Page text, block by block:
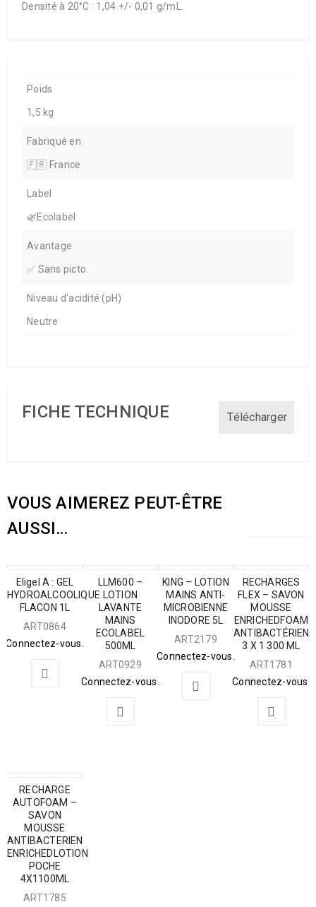
Densité à 20°C : 1,04 +/- 0,01 g/mL.
Poids
1,5 kg
Fabriqué en
🇫🇷 France
Label
🌿Ecolabel
Avantage
✅ Sans picto.
Niveau d'acidité (pH)
Neutre
FICHE TECHNIQUE Télécharger
VOUS AIMEREZ PEUT-ÊTRE
AUSSI…
Eligel A : GEL
HYDROALCOOLIQUE
FLACON 1L
ART0864
Connectez-vous.
LLM600 –
LOTION
LAVANTE
MAINS
ECOLABEL
500ML
ART0929
Connectez-vous.
KING – LOTION
MAINS ANTI-
MICROBIENNE
INODORE 5L
ART2179
Connectez-vous.
RECHARGES
FLEX – SAVON
MOUSSE
ENRICHEDFOAM
ANTIBACTÉRIEN
3 X 1 300 ML
ART1781
Connectez-vous.
RECHARGE
AUTOFOAM –
SAVON
MOUSSE
ANTIBACTERIEN
ENRICHEDLOTION
POCHE
4X1100ML
ART1785